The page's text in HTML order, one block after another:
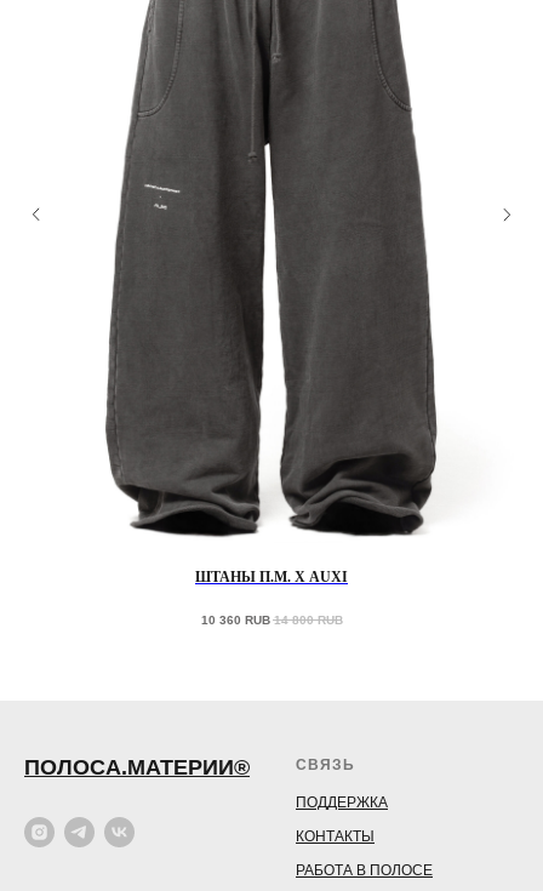
ШТАНЫ П.М. Х AUXI
10 360 RUB 14 800 RUB
ПОЛОСА.МАТЕРИИ® СВЯЗЬ
ПОДДЕРЖКА
КОНТАКТЫ
РАБОТА В ПОЛОСЕ